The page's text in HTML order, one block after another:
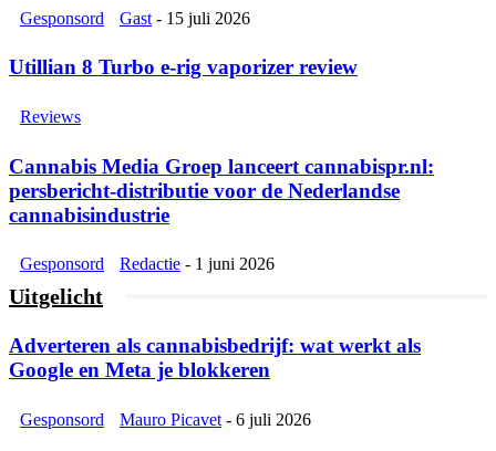
Gesponsord Gast - 15 juli 2026
Utillian 8 Turbo e-rig vaporizer review
Reviews
Cannabis Media Groep lanceert cannabispr.nl:
persbericht-distributie voor de Nederlandse
cannabisindustrie
Gesponsord Redactie - 1 juni 2026
Uitgelicht
Adverteren als cannabisbedrijf: wat werkt als
Google en Meta je blokkeren
Gesponsord Mauro Picavet - 6 juli 2026